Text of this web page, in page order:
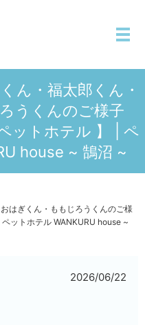
メ
ん・福太郎くん・
うくんのご様子
ットホテル 】 | ペ
house ~ 鵠沼 ~
はぎくん・ももじろうくんのご様
ットホテル WANKURU house ~
2026/06/22